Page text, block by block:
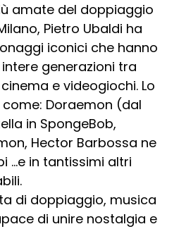
amate del doppiaggio
Pietro Ubaldi ha
iconici che hanno
generazioni tra
e videogiochi. Lo
Doraemon (dal
in SpongeBob,
Hector Barbossa ne
…e in tantissimi altri
di doppiaggio, musica
di unire nostalgia e